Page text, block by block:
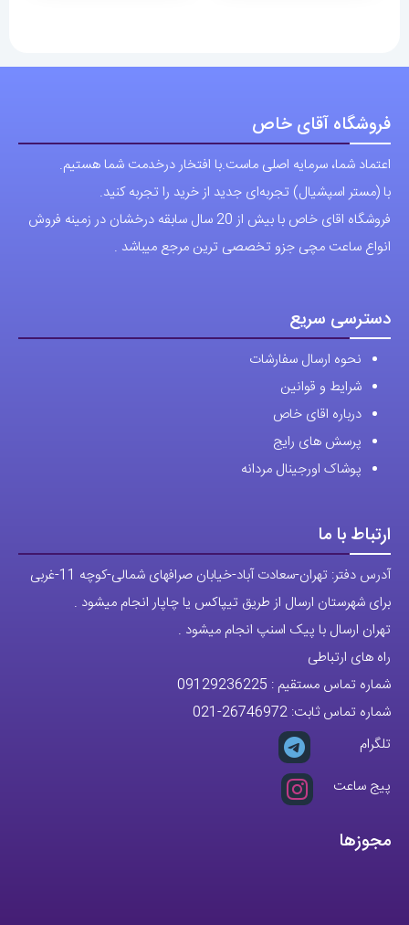
گزینه
ها
ممکن
است
در
انتخاب
گزینه
ها
است
انتخاب
فروشگاه آقای خاص
اعتماد شما، سرمایه اصلی ماست.با افتخار درخدمت شما هستیم.
با (مستر اسپشیال) تجربه‌ای جدید از خرید را تجربه کنید.
فروشگاه اقای خاص با بیش از 20 سال سابقه درخشان در زمینه فروش
انواع ساعت مچی جزو تخصصی ترین مرجع میباشد .
دسترسی سریع
نحوه ارسال سفارشات
شرایط و قوانین
درباره اقای خاص
پرسش های رایج
پوشاک اورجینال مردانه
ارتباط با ما
آدرس دفتر: تهران-سعادت آباد-خیابان صرافهای شمالی-کوچه 11-غربی
برای شهرستان ارسال از طریق تیپاکس یا چاپار انجام میشود .
تهران ارسال با پیک اسنپ انجام میشود .
راه های ارتباطی
شماره تماس مستقیم : 09129236225
شماره تماس ثابت: 26746972
-021
تلگرام
پیج ساعت
مجوزها